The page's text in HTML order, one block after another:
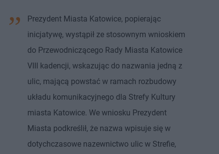
Prezydent Miasta Katowice, popierając
inicjatywę, wystąpił ze stosownym wnioskiem
do Przewodniczącego Rady Miasta Katowice
VIII kadencji, wskazując do nazwania jedną z
ulic, mającą powstać w ramach rozbudowy
układu komunikacyjnego dla Strefy Kultury
miasta Katowice. We wniosku Prezydent
Miasta podkreślił, że nazwa wpisuje się w
dotychczasowe nazewnictwo ulic w Strefie,